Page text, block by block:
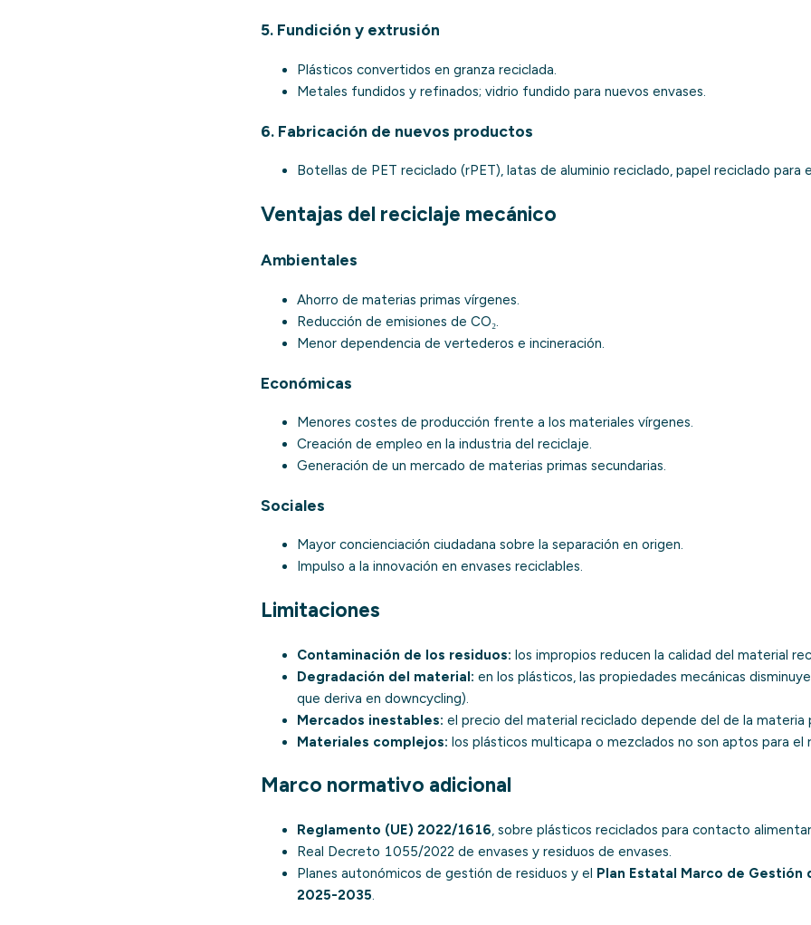
5. Fundición y extrusión
Plásticos convertidos en granza reciclada.
Metales fundidos y refinados; vidrio fundido para nuevos envases.
6. Fabricación de nuevos productos
Botellas de PET reciclado (rPET), latas de aluminio reciclado, papel reciclado para
Ventajas del reciclaje mecánico
Ambientales
Ahorro de materias primas vírgenes.
Reducción de emisiones de CO₂.
Menor dependencia de vertederos e incineración.
Económicas
Menores costes de producción frente a los materiales vírgenes.
Creación de empleo en la industria del reciclaje.
Generación de un mercado de materias primas secundarias.
Sociales
Mayor concienciación ciudadana sobre la separación en origen.
Impulso a la innovación en envases reciclables.
Limitaciones
Contaminación de los residuos: los impropios reducen la calidad del material
Degradación del material: en los plásticos, las propiedades mecánicas
que deriva en downcycling).
Mercados inestables: el precio del material reciclado depende del de la materia
Materiales complejos: los plásticos multicapa o mezclados no son aptos para el
Marco normativo adicional
Reglamento (UE) 2022/1616, sobre plásticos reciclados para contacto
Real Decreto 1055/2022 de envases y residuos de envases.
Planes autonómicos de gestión de residuos y el Plan Estatal Marco de Gestión
2025-2035.